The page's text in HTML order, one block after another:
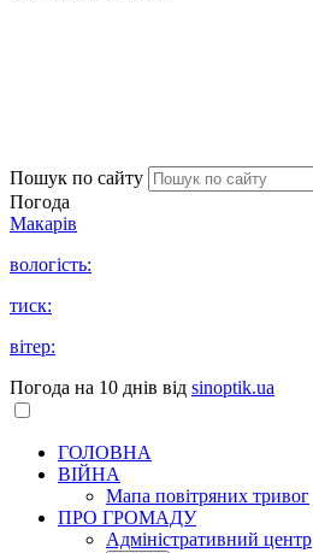
Пошук по сайту
Погода
Макарів
вологість:
тиск:
вітер:
Погода на 10 днів від sinoptik.ua
ГОЛОВНА
ВІЙНА
Мапа повітряних тривог
ПРО ГРОМАДУ
Aдміністративний центр